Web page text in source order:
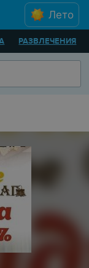
Лето
РАЗВЛЕЧЕНИЯ